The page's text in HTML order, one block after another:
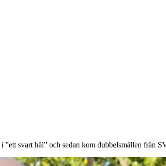
svart hål” och sedan kom dubbelsmällen från